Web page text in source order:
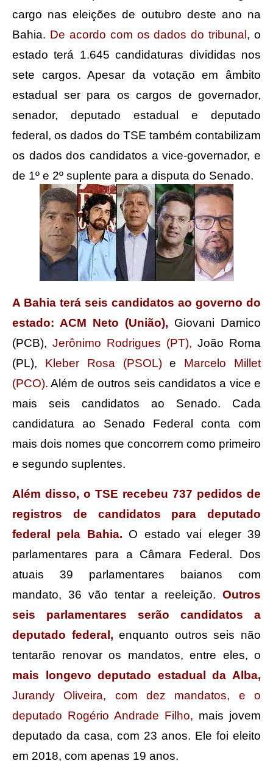
cargo nas eleições de outubro deste ano na
Bahia. De acordo com os dados do tribunal , o
estado terá 1.645 candidaturas divididas nos
sete cargos. Apesar da votação em âmbito
estadual ser para os cargos de governador,
senador, deputado estadual e deputado
federal, os dados do TSE também contabilizam
os dados dos candidatos a vice-governador, e
de 1º e 2º suplente para a disputa do Senado.
A Bahia terá seis candidatos ao governo do
estado: ACM Neto (União), Giovani Damico
(PCB), Jerônimo Rodrigues (PT), João Roma
(PL), Kleber Rosa (PSOL)e Marcelo Millet
(PCO). Além de outros seis candidatos a vice e
mais seis candidatos ao Senado. Cada
candidatura ao Senado Federal conta com
mais dois nomes que concorrem como primeiro
e segundo suplentes.
Além disso, o TSE recebeu 737 pedidos de
registros de candidatos para deputado
federal pela Bahia. O estado vai eleger 39
parlamentares para a Câmara Federal. Dos
atuais 39 parlamentares baianos com
mandato, 36 vão tentar a reeleição. Outros
seis parlamentares serão candidatos a
deputado federal, enquanto outros seis não
tentarão renovar os mandatos, entre eles, o
mais longevo deputado estadual da Alba,
Jurandy Oliveira, com dez mandatos, e o
deputado Rogério Andrade Filho, mais jovem
deputado da casa, com 23 anos. Ele foi eleito
em 2018, com apenas 19 anos.